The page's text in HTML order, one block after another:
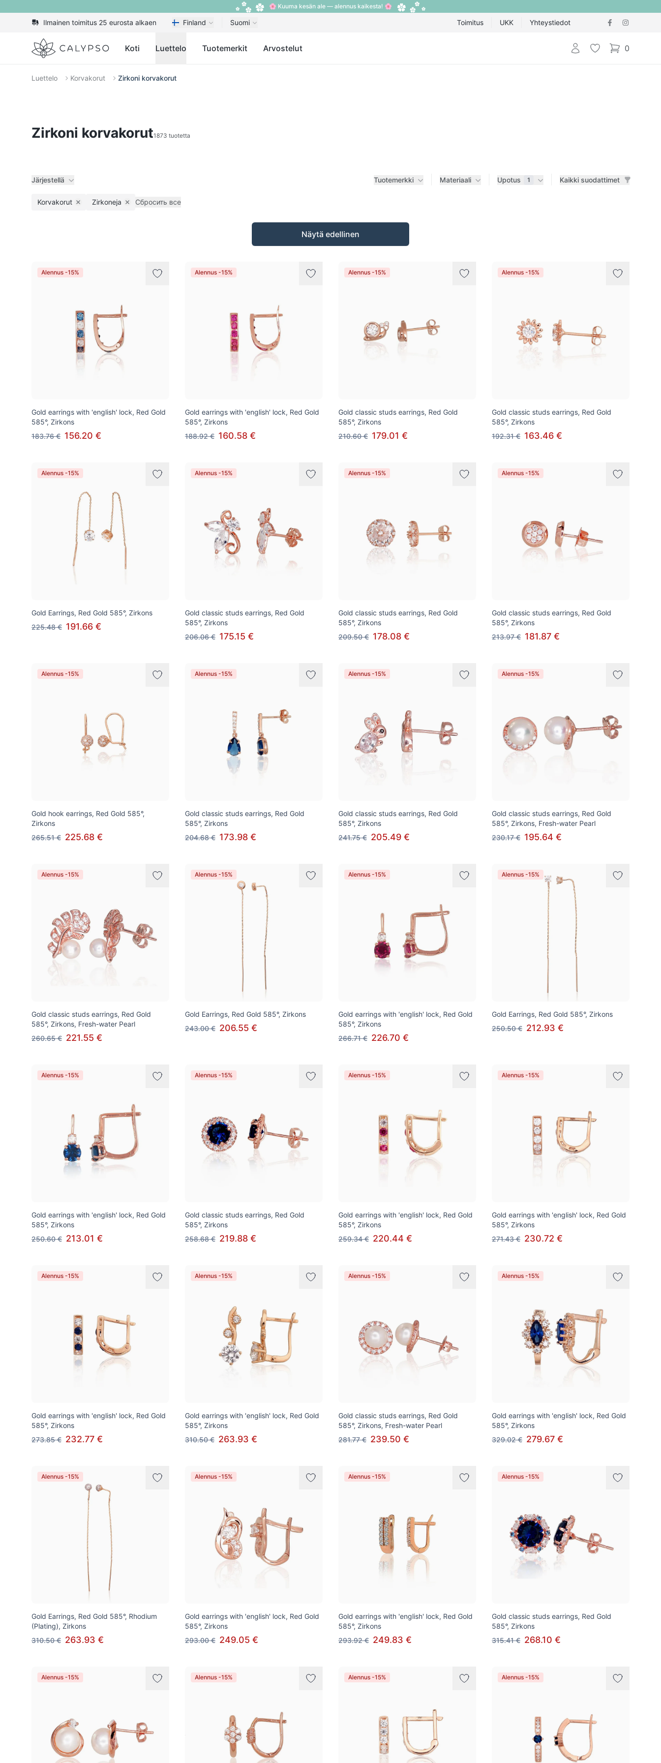
🌸 Kuuma kesän ale — alennus kaikesta! 🌸
Ilmainen toimitus 25 eurosta alkaen Finland Suomi Toimitus UKK Yhteystiedot
Calypso Koti Luettelo Tuotemerkit Arvostelut Kirjaudu sisään
Toivelista 0
items in cart,
Luettelo Korvakorut Zirkoni korvakorut
Zirkoni korvakorut1873 tuotetta
Järjestellä Tuotemerkki Materiaali Upotus 1 Kaikki suodattimet
Korvakorut Remove filter
Zirkoneja Remove filter
Сбросить все
Näytä edellinen
Alennus -15%
Gold earrings with 'english' lock, Red Gold
585°, Zirkons
183.76 € 156.20 €
Alennus -15%
Gold earrings with 'english' lock, Red Gold
585°, Zirkons
188.92 € 160.58 €
Alennus -15%
Gold classic studs earrings, Red Gold
585°, Zirkons
210.60 € 179.01 €
Alennus -15%
Gold classic studs earrings, Red Gold
585°, Zirkons
192.31 € 163.46 €
Alennus -15%
Gold Earrings, Red Gold 585°, Zirkons
225.48 € 191.66 €
Alennus -15%
Gold classic studs earrings, Red Gold
585°, Zirkons
206.06 € 175.15 €
Alennus -15%
Gold classic studs earrings, Red Gold
585°, Zirkons
209.50 € 178.08 €
Alennus -15%
Gold classic studs earrings, Red Gold
585°, Zirkons
213.97 € 181.87 €
Alennus -15%
Gold hook earrings, Red Gold 585°,
Zirkons
265.51 € 225.68 €
Alennus -15%
Gold classic studs earrings, Red Gold
585°, Zirkons
204.68 € 173.98 €
Alennus -15%
Gold classic studs earrings, Red Gold
585°, Zirkons
241.75 € 205.49 €
Alennus -15%
Gold classic studs earrings, Red Gold
585°, Zirkons, Fresh-water Pearl
230.17 € 195.64 €
Alennus -15%
Gold classic studs earrings, Red Gold
585°, Zirkons, Fresh-water Pearl
260.65 € 221.55 €
Alennus -15%
Gold Earrings, Red Gold 585°, Zirkons
243.00 € 206.55 €
Alennus -15%
Gold earrings with 'english' lock, Red Gold
585°, Zirkons
266.71 € 226.70 €
Alennus -15%
Gold Earrings, Red Gold 585°, Zirkons
250.50 € 212.93 €
Alennus -15%
Gold earrings with 'english' lock, Red Gold
585°, Zirkons
250.60 € 213.01 €
Alennus -15%
Gold classic studs earrings, Red Gold
585°, Zirkons
258.68 € 219.88 €
Alennus -15%
Gold earrings with 'english' lock, Red Gold
585°, Zirkons
259.34 € 220.44 €
Alennus -15%
Gold earrings with 'english' lock, Red Gold
585°, Zirkons
271.43 € 230.72 €
Alennus -15%
Gold earrings with 'english' lock, Red Gold
585°, Zirkons
273.85 € 232.77 €
Alennus -15%
Gold earrings with 'english' lock, Red Gold
585°, Zirkons
310.50 € 263.93 €
Alennus -15%
Gold classic studs earrings, Red Gold
585°, Zirkons, Fresh-water Pearl
281.77 € 239.50 €
Alennus -15%
Gold earrings with 'english' lock, Red Gold
585°, Zirkons
329.02 € 279.67 €
Alennus -15%
Gold Earrings, Red Gold 585°, Rhodium
(Plating), Zirkons
310.50 € 263.93 €
Alennus -15%
Gold earrings with 'english' lock, Red Gold
585°, Zirkons
293.00 € 249.05 €
Alennus -15%
Gold earrings with 'english' lock, Red Gold
585°, Zirkons
293.92 € 249.83 €
Alennus -15%
Gold classic studs earrings, Red Gold
585°, Zirkons
315.41 € 268.10 €
Alennus -15% Alennus -15% Alennus -15% Alennus -15%